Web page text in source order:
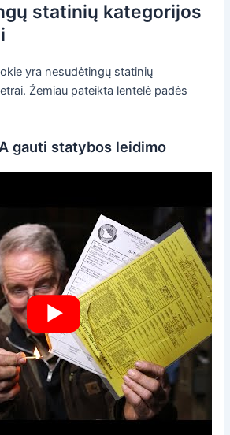
statinių kategorijos
yra nesudėtingų statinių
Žemiau pateikta lentelė padės
gauti statybos leidimo